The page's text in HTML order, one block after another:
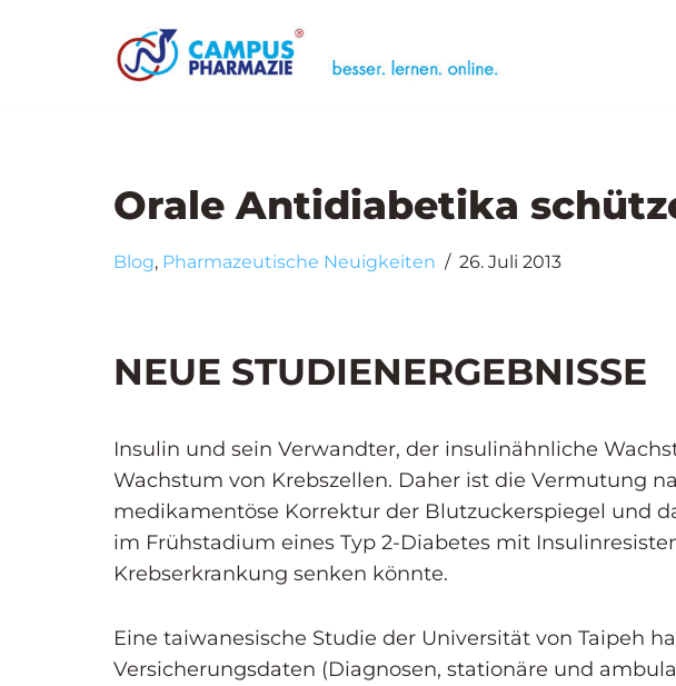
Case Training
Orale Antidiabetika
Blog, Pharmazeutische Neuigkeiten 26. Juli 2013
NEUE STUDIENERGEBNISSE
Insulin und sein Verwandter, der insulinähnliche
Wachstum von Krebszellen. Daher ist die Vermutung
medikamentöse Korrektur der Blutzuckerspiegel und
im Frühstadium eines Typ 2-Diabetes mit
Krebserkrankung senken könnte.
Eine taiwanesische Studie der Universität von Taipeh
Versicherungsdaten (Diagnosen, stationäre und